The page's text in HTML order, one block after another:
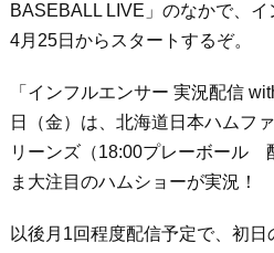
BASEBALL LIVE」のなかで、
4月25日からスタートするぞ。
「インフルエンサー 実況配信
日（金）は、北海道日本ハムフ
リーンズ（18:00プレーボール
ま大注目のハムショーが実況！
以後月1回程度配信予定で、初